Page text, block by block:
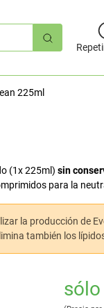
225ml
(1x 225ml) sin
para la
la producción de
también los
sólo